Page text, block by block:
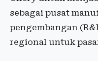
sebagai pusat
pengembangan
regional untuk